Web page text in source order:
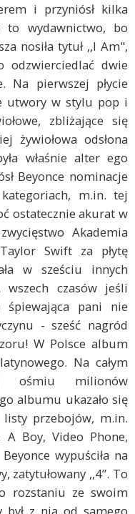
i przyniósł kilka
to wydawnictwo, bo
nosiła tytuł ,,I Am",
odzwierciedlać dwie
Na pierwszej płycie
utwory w stylu pop i
zbliżające się
żywiołowa odsłona
właśnie alter ego
Beyonce nominacje
m.in. tej
ostatecznie akurat w
Akademia
Swift za płytę
w sześciu innych
czasów jeśli
pani nie
- sześć nagród
W Polsce album
Na całym
ośmiu milionów
albumu ukazało się
przebojów, m.in.
Boy, Video Phone,
wypuściła na
zatytułowany ,,4”. To
rozstaniu ze swoim